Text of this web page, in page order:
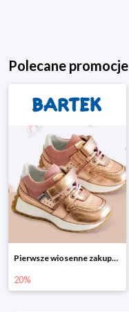
Polecane promocje
Pierwsze wiosenne zakupy -20%
20%